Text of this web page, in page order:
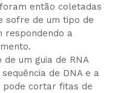
então coletadas
sofre de um tipo de
respondendo a
de um guia de RNA
de DNA e a
pode cortar fitas de